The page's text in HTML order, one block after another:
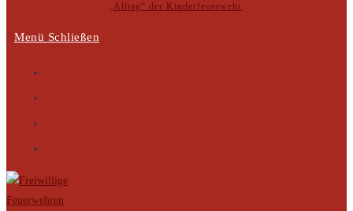
„Alltag“ der Kinderfeuerwehr
Menü Schließen